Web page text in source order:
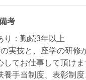
考
：勤続3年以上
実技と、座学の研修
てお仕事して頂けま
手当制度、表彰制